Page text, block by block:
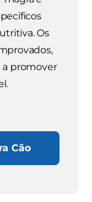
Os
a promover
Cão